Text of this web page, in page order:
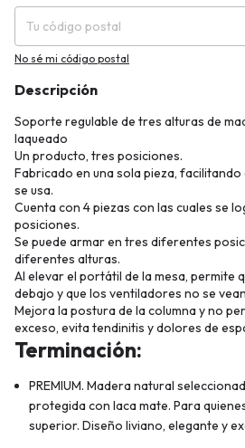
No sé mi código postal
Descripción
Soporte regulable de tres alturas de
laqueado
Un producto, tres posiciones.
Fabricado en una sola pieza,
se usa.
Cuenta con 4 piezas con las cuales se
posiciones.
Se puede armar en tres diferentes
diferentes alturas.
Al elevar el portátil de la mesa, permite
debajo y que los ventiladores no se
Mejora la postura de la columna y no
exceso, evita tendinitis y dolores de
Terminación:
PREMIUM. Madera natural
protegida con laca mate. Para
superior. Diseño liviano, elegante y